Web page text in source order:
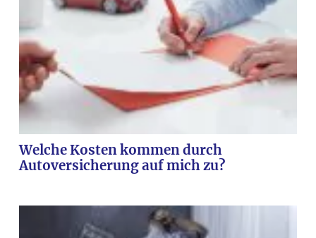
Welche Kosten kommen durch
Autoversicherung auf mich zu?